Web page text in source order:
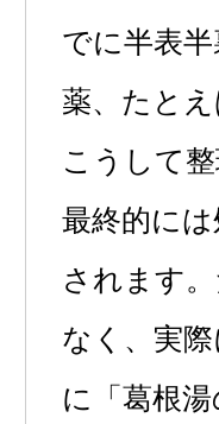
でに半表
薬、たと
こうして
最終的に
されます
なく、実
に「葛根